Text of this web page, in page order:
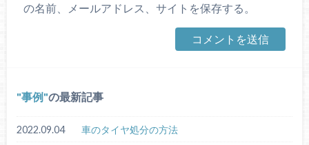
の名前、メールアドレス、サイトを保存する。
事例 の最新記事
2022.09.04 車のタイヤ処分の方法